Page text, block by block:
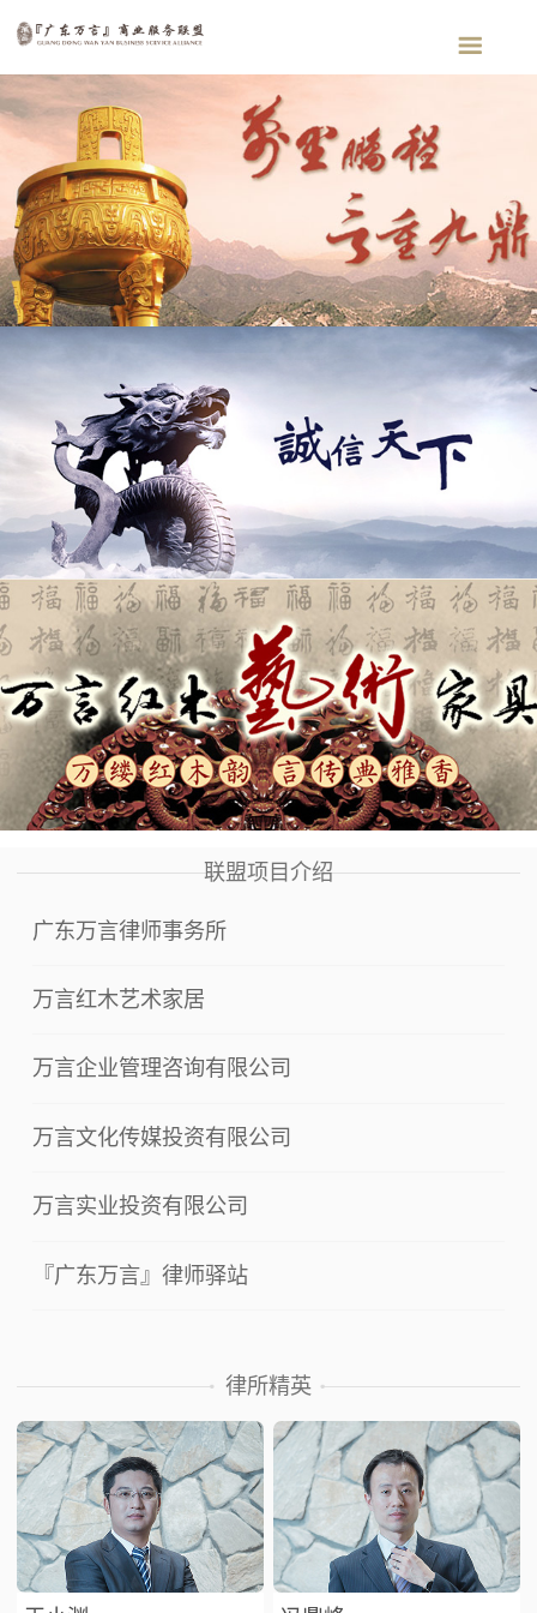
联盟项目介绍
广东万言律师事务所
万言红木艺术家居
万言企业管理咨询有限公司
万言文化传媒投资有限公司
万言实业投资有限公司
『广东万言』律师驿站
律所精英